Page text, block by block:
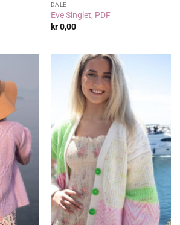
DALE
Eve Singlet, PDF
kr0,00